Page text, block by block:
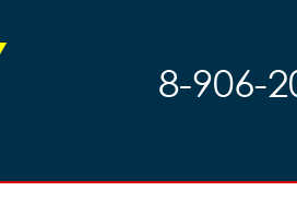
передний DB-1, код 10524
8-906-